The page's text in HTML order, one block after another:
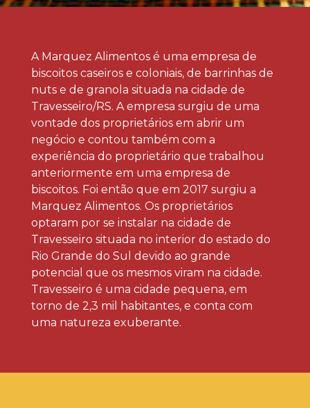
A Marquez Alimentos é uma empresa de
biscoitos caseiros e coloniais, de barrinhas de
nuts e de granola situada na cidade de
Travesseiro/RS. A empresa surgiu de uma
vontade dos proprietários em abrir um
negócio e contou também com a
experiência do proprietário que trabalhou
anteriormente em uma empresa de
biscoitos. Foi então que em 2017 surgiu a
Marquez Alimentos. Os proprietários
optaram por se instalar na cidade de
Travesseiro situada no interior do estado do
Rio Grande do Sul devido ao grande
potencial que os mesmos viram na cidade.
Travesseiro é uma cidade pequena, em
torno de 2,3 mil habitantes, e conta com
uma natureza exuberante.